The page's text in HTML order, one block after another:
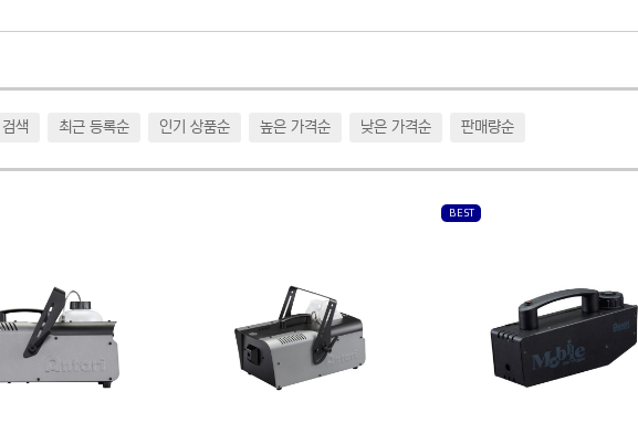
검색 최근 등록순 인기 상품순 높은 가격순 낮은 가격순 판매량순
BEST